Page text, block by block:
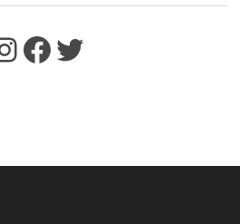
Facebook Twitter